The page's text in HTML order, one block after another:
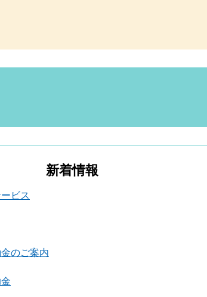
新着情報
ビス
のご案内